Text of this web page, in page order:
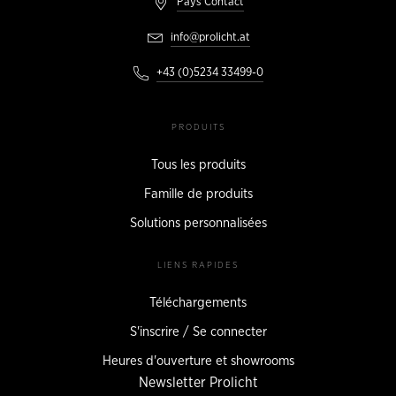
Pays Contact
info@prolicht.at
+43 (0)5234 33499-0
PRODUITS
Tous les produits
Famille de produits
Solutions personnalisées
LIENS RAPIDES
Téléchargements
S'inscrire / Se connecter
Heures d'ouverture et showrooms
Newsletter Prolicht